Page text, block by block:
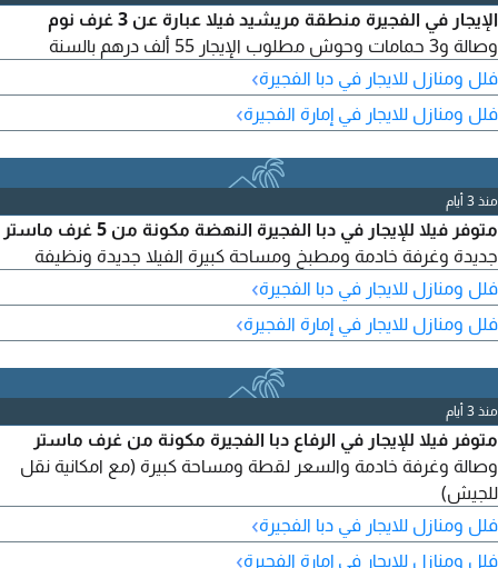
الإيجار في الفجيرة منطقة مريشيد فيلا عبارة عن 3 غرف نوم
وصالة و3 حمامات وحوش مطلوب الإيجار 55 ألف درهم بالسنة
فلل ومنازل للايجار في دبا الفجيرة›
فلل ومنازل للايجار في إمارة الفجيرة›
منذ 3 أيام
متوفر فيلا للإيجار في دبا الفجيرة النهضة مكونة من 5 غرف ماستر
جديدة وغرفة خادمة ومطبخ ومساحة كبيرة الفيلا جديدة ونظيفة
فلل ومنازل للايجار في دبا الفجيرة›
فلل ومنازل للايجار في إمارة الفجيرة›
منذ 3 أيام
متوفر فيلا للإيجار في الرفاع دبا الفجيرة مكونة من غرف ماستر
وصالة وغرفة خادمة والسعر لقطة ومساحة كبيرة (مع امكانية نقل
للجيش)
فلل ومنازل للايجار في دبا الفجيرة›
فلل ومنازل للايجار في إمارة الفجيرة›